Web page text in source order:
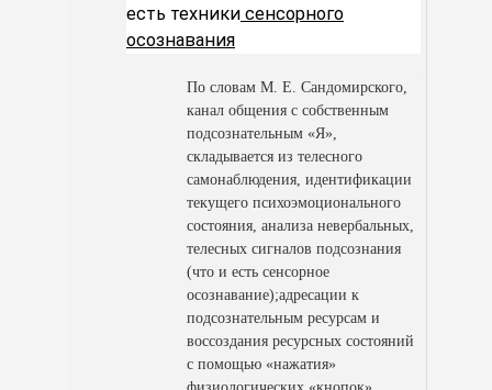
есть техники сенсорного
осознавания
По словам М. Е. Сандомирского,
канал общения с собственным
подсознательным «Я»,
складывается из телесного
самонаблюдения, идентификации
текущего психоэмоционального
состояния, анализа невербальных,
телесных сигналов подсознания
(что и есть сенсорное
осознавание);адресации к
подсознательным ресурсам и
воссоздания ресурсных состояний
с помощью «нажатия»